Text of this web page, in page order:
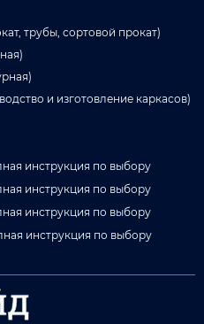
трубы, сортовой прокат)
и изготовление каркасов)
инструкция по выбору
инструкция по выбору
инструкция по выбору
инструкция по выбору